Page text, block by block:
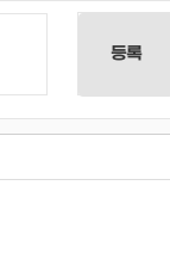
등록